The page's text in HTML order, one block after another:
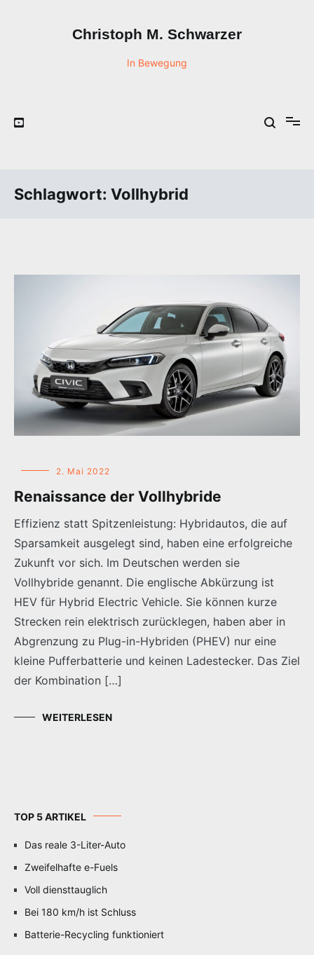
Christoph M. Schwarzer
In Bewegung
Schlagwort: Vollhybrid
2. Mai 2022
Renaissance der Vollhybride
Effizienz statt Spitzenleistung: Hybridautos, die auf
Sparsamkeit ausgelegt sind, haben eine erfolgreiche
Zukunft vor sich. Im Deutschen werden sie
Vollhybride genannt. Die englische Abkürzung ist
HEV für Hybrid Electric Vehicle. Sie können kurze
Strecken rein elektrisch zurücklegen, haben aber in
Abgrenzung zu Plug-in-Hybriden (PHEV) nur eine
kleine Pufferbatterie und keinen Ladestecker. Das Ziel
der Kombination […]
WEITERLESEN
TOP 5 ARTIKEL
Das reale 3-Liter-Auto
Zweifelhafte e-Fuels
Voll diensttauglich
Bei 180 km/h ist Schluss
Batterie-Recycling funktioniert